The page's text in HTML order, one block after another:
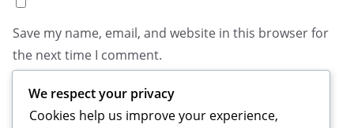
Save my name, email, and website in this browser for
the next time I comment.
We respect your privacy
Cookies help us improve your experience,